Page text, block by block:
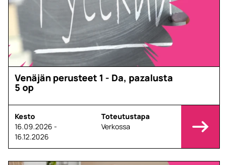
Venäjän perusteet 1 - Da, pazalusta
5 op
Kesto
16.09.2026 -
16.12.2026
Toteutustapa
Verkossa